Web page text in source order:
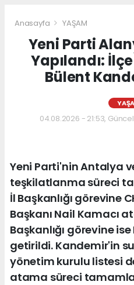
Anasayfa YAŞAM
Yeni Parti
Yapılandı:
Bülent
04.08.2026 - 21:53,
Yeni Parti'nin Antalya
teşkilatlanma süreci
İl Başkanlığı görevine
Başkanı Nail Kamacı
Başkanlığı görevine
getirildi. Kandemir'in
yönetim kurulu listesi
atama süreci